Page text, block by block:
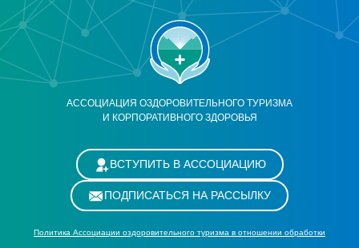
АССОЦИАЦИЯ ОЗДОРОВИТЕЛЬНОГО ТУРИЗМА
И КОРПОРАТИВНОГО ЗДОРОВЬЯ
ВСТУПИТЬ В АССОЦИАЦИЮ
ПОДПИСАТЬСЯ НА РАССЫЛКУ
Политика Ассоциации оздоровительного туризма в отношении обработки